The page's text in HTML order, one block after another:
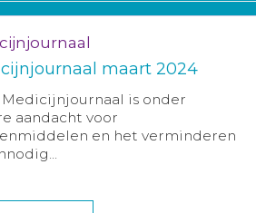
maart 2024
is onder
aandacht voor
en het verminderen